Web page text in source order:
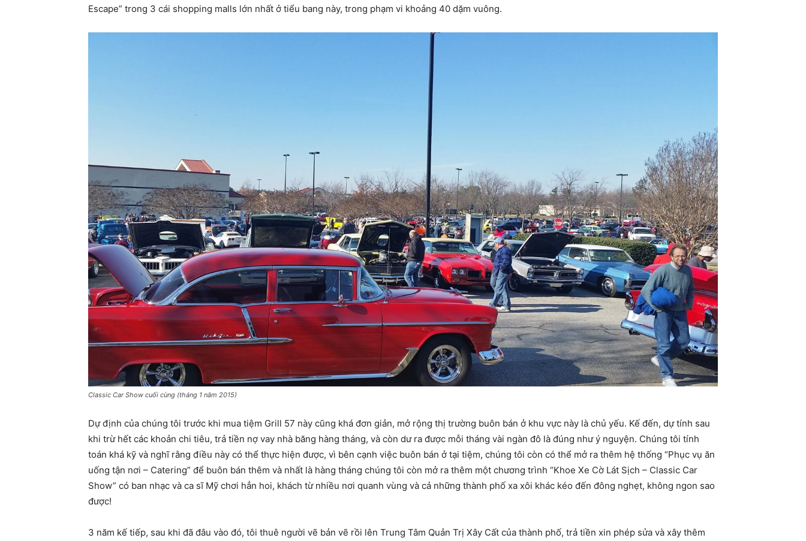
Escape” trong 3 cái shopping malls lớn nhất ở tiểu bang này, trong phạm vi khoảng 40 dặm vuông.
Classic Car Show cuối cùng (tháng 1 năm 2015)
Dự định của chúng tôi trước khi mua tiệm Grill 57 này cũng khá đơn giản, mở rộng thị trường buôn bán ở khu vực này là chủ yếu. Kế đến, dự tính sau
khi trừ hết các khoản chi tiêu, trả tiền nợ vay nhà băng hàng tháng, và còn dư ra được mỗi tháng vài ngàn đô là đúng như ý nguyện. Chúng tôi tính
toán khá kỹ và nghĩ rằng điều này có thể thực hiện được, vì bên cạnh việc buôn bán ở tại tiệm, chúng tôi còn có thể mở ra thêm hệ thống “Phục vụ ăn
uống tận nơi – Catering” để buôn bán thêm và nhất là hàng tháng chúng tôi còn mở ra thêm một chương trình “Khoe Xe Cờ Lát Sịch – Classic Car
Show” có ban nhạc và ca sĩ Mỹ chơi hẳn hoi, khách từ nhiều nơi quanh vùng và cả những thành phố xa xôi khác kéo đến đông nghẹt, không ngon sao
được!
3 năm kế tiếp, sau khi đã đâu vào đó, tôi thuê người vẽ bản vẽ rồi lên Trung Tâm Quản Trị Xây Cất của thành phố, trả tiền xin phép sửa và xây thêm